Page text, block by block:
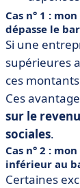
Cas n° 1 :
dépasse le
Si une
supérieures
ces
Ces
sur le revenu
sociales.
Cas n° 2 :
inférieur au
Certaines